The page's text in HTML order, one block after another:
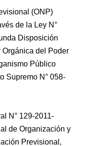
(ONP)
de la Ley N°
Disposición
Orgánica del Poder
Público
Supremo N° 058-
N° 129-2011-
de Organización y
Previsional,